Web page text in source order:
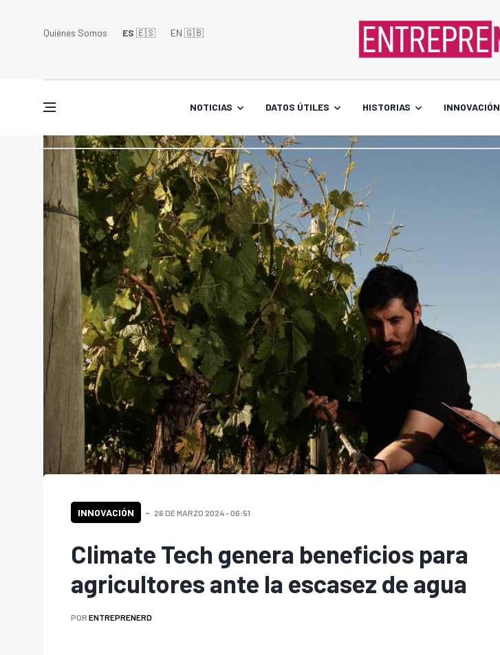
Quiénes Somos ES 🇪🇸 EN 🇬🇧󠁢󠁥󠁮󠁧󠁿
NOTICIAS DATOS ÚTILES HISTORIAS INNOVACIÓN
INNOVACIÓN 26 DE MARZO 2024 - 06:51
Climate Tech genera beneficios para
agricultores ante la escasez de agua
POR ENTREPRENERD